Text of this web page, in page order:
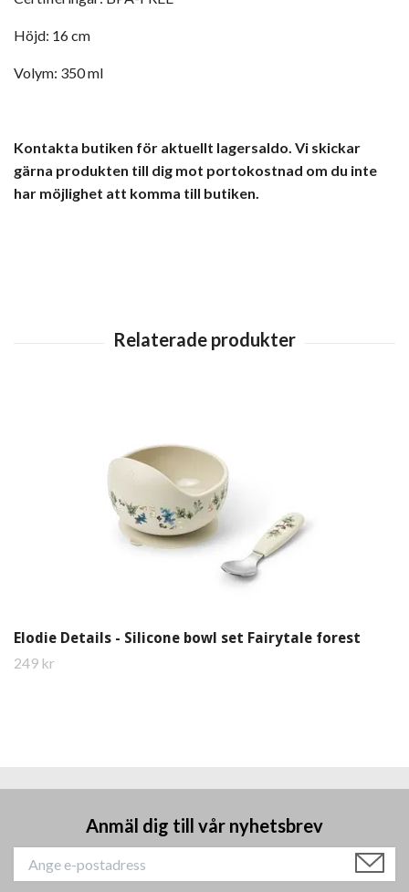
Höjd: 16 cm
Volym: 350 ml
Kontakta butiken för aktuellt lagersaldo. Vi skickar
gärna produkten till dig mot portokostnad om du inte
har möjlighet att komma till butiken.
Elodie Details - Silicone bowl set Fairytale forest
249 kr
Anmäl dig till vår nyhetsbrev